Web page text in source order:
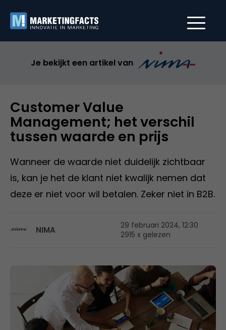
Je bekijkt een artikel van
Customer Value
Management; het verschil
tussen waarde en prijs
Wanneer de waarde niet duidelijk zichtbaar
is, kan je het de klant niet kwalijk nemen dat
deze er niet voor wil betalen. Zeker niet in B2B.
NIMA
29 februari 2024, 12:30
2915 x gelezen